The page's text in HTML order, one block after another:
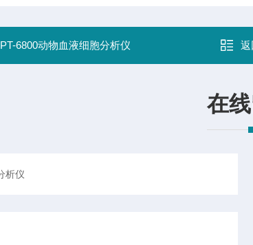
PT-6800动物血液细胞分析仪
在